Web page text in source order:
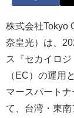
株式会社Tokyo
奈皇光）は、
ス『セカイロ
（EC）の運用
マースパートナ
て、台湾・東